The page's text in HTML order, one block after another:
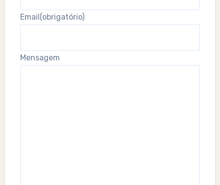
Email (obrigatório)
Mensagem